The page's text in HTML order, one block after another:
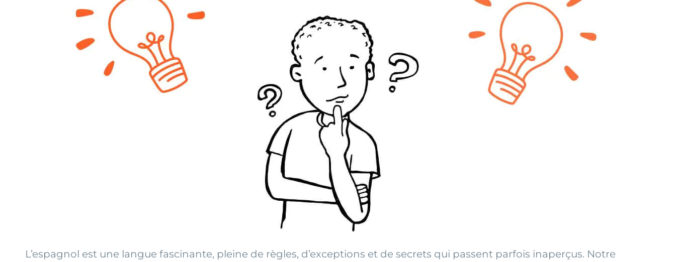
L’espagnol est une langue fascinante, pleine de règles, d’exceptions et de secrets qui passent parfois inaperçus. Notre